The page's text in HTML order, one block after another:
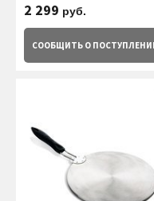
2 299 руб.
СООБЩИТЬ О